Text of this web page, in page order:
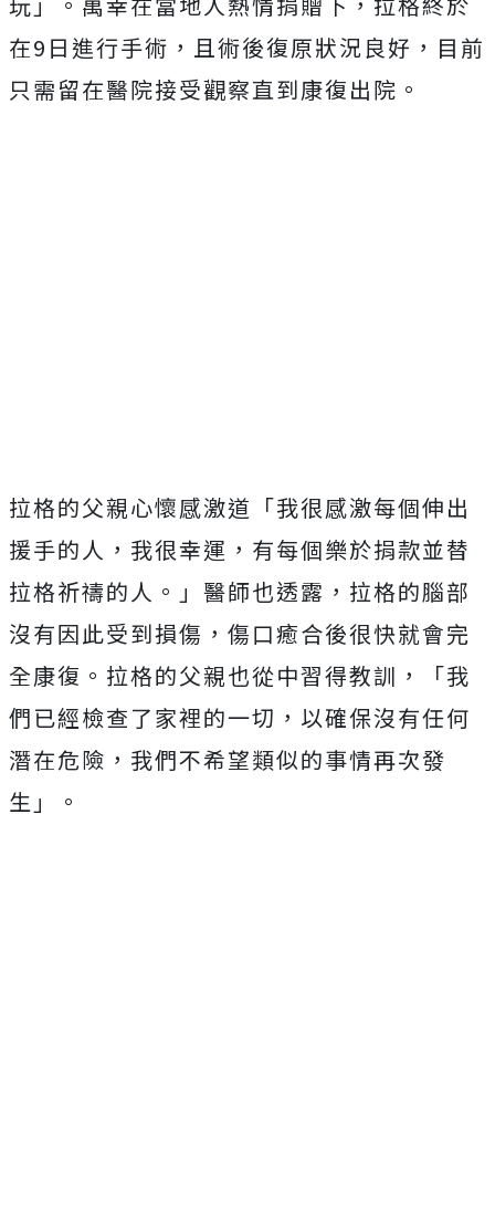
在9日進行手術，且術後復原狀況良好，目前
只需留在醫院接受觀察直到康復出院。
拉格的父親心懷感激道「我很感激每個伸出
援手的人，我很幸運，有每個樂於捐款並替
拉格祈禱的人。」醫師也透露，拉格的腦部
沒有因此受到損傷，傷口癒合後很快就會完
全康復。拉格的父親也從中習得教訓，「我
們已經檢查了家裡的一切，以確保沒有任何
潛在危險，我們不希望類似的事情再次發
生」。